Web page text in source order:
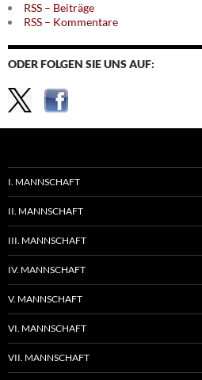
RSS – Beiträge
RSS – Kommentare
ODER FOLGEN SIE UNS AUF:
I. MANNSCHAFT
II. MANNSCHAFT
III. MANNSCHAFT
IV. MANNSCHAFT
V. MANNSCHAFT
VI. MANNSCHAFT
VII. MANNSCHAFT